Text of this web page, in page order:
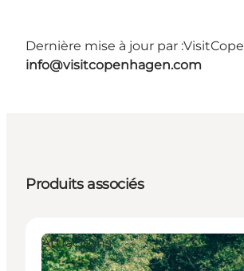
Dernière mise à jour par :
info@visitcopenhagen.com
Produits associés
Attractions